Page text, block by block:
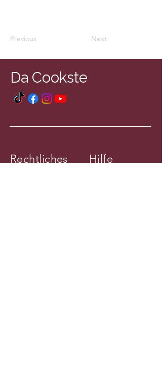
Previous Next
Da Cookste
Rechtliches Hilfe